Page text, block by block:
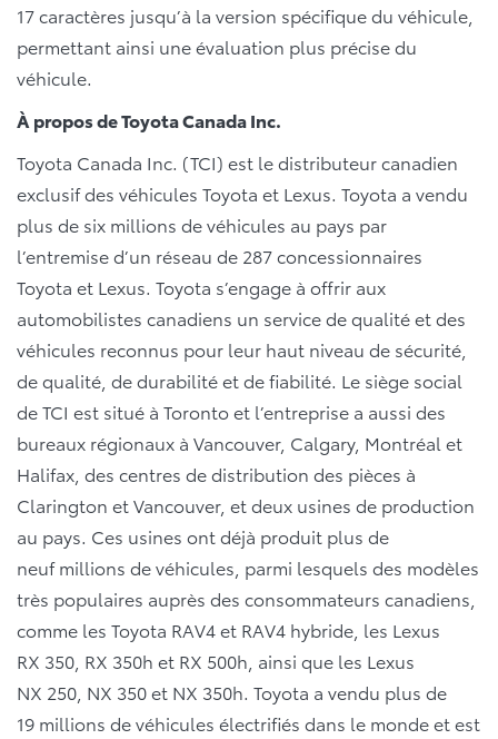
17 caractères jusqu’à la version spécifique du véhicule,
permettant ainsi une évaluation plus précise du
véhicule.
À propos de Toyota Canada Inc.
Toyota Canada Inc. (TCI) est le distributeur canadien
exclusif des véhicules Toyota et Lexus. Toyota a vendu
plus de six millions de véhicules au pays par
l’entremise d’un réseau de 287 concessionnaires
Toyota et Lexus. Toyota s’engage à offrir aux
automobilistes canadiens un service de qualité et des
véhicules reconnus pour leur haut niveau de sécurité,
de qualité, de durabilité et de fiabilité. Le siège social
de TCI est situé à Toronto et l’entreprise a aussi des
bureaux régionaux à Vancouver, Calgary, Montréal et
Halifax, des centres de distribution des pièces à
Clarington et Vancouver, et deux usines de production
au pays. Ces usines ont déjà produit plus de
neuf millions de véhicules, parmi lesquels des modèles
très populaires auprès des consommateurs canadiens,
comme les Toyota RAV4 et RAV4 hybride, les Lexus
RX 350, RX 350h et RX 500h, ainsi que les Lexus
NX 250, NX 350 et NX 350h. Toyota a vendu plus de
19 millions de véhicules électrifiés dans le monde et est